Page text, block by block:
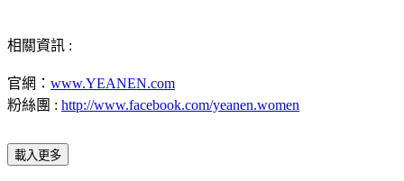
相關資訊 :
官網： www.YEANEN.com
粉絲團 : http://www.facebook.com/yeanen.women
載入更多